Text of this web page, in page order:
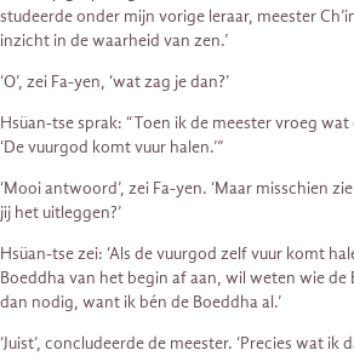
studeerde onder mijn vorige leraar, meester
inzicht in de waarheid van zen.’
‘O’, zei Fa-yen, ‘wat zag je dan?’
Hsüan-tse sprak: “Toen ik de meester vroeg
‘De vuurgod komt vuur halen.’”
‘Mooi antwoord’, zei Fa-yen. ‘Maar misschien
jij het uitleggen?’
Hsüan-tse zei: ‘Als de vuurgod zelf vuur komt
Boeddha van het begin af aan, wil weten wie de
dan nodig, want ik bén de Boeddha al.’
‘Juist’, concludeerde de meester. ‘Precies wat